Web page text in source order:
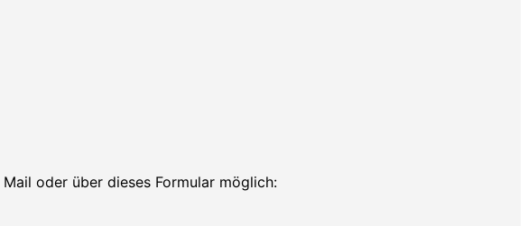
oder über dieses Formular möglich: